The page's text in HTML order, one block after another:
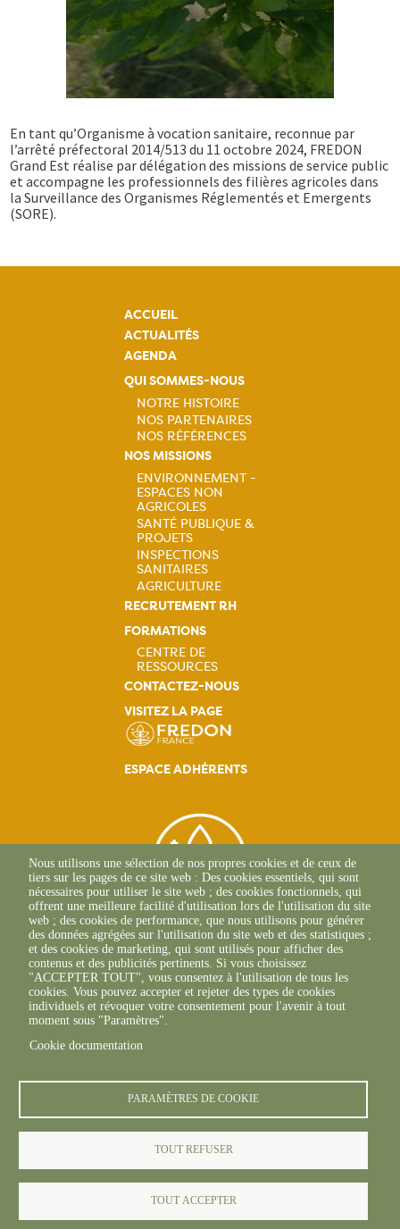
En tant qu’Organisme à vocation sanitaire, reconnue par
l’arrêté préfectoral 2014/513 du 11 octobre 2024, FREDON
Grand Est réalise par délégation des missions de service public
et accompagne les professionnels des filières agricoles dans
la Surveillance des Organismes Réglementés et Emergents
(SORE).
ACCUEIL
ACTUALITÉS
AGENDA
QUI SOMMES-NOUS
Navigation
principale
NOTRE HISTOIRE
NOS PARTENAIRES
NOS RÉFÉRENCES
NOS MISSIONS
Navigation
principale
ENVIRONNEMENT -
ESPACES NON
AGRICOLES
SANTÉ PUBLIQUE &
PROJETS
INSPECTIONS
SANITAIRES
AGRICULTURE
RECRUTEMENT RH
FORMATIONS
Navigation
principale
CENTRE DE
RESSOURCES
CONTACTEZ-NOUS
VISITEZ LA PAGE
ESPACE ADHÉRENTS
2, Esplanade Roland
Garros
51 100 REIMS
03.26.77.36.70
© FREDON 2019 -Mentions légales
Nous utilisons une sélection de nos propres cookies et de ceux de
tiers sur les pages de ce site web : Des cookies essentiels, qui sont
nécessaires pour utiliser le site web ; des cookies fonctionnels, qui
offrent une meilleure facilité d'utilisation lors de l'utilisation du site
web ; des cookies de performance, que nous utilisons pour générer
des données agrégées sur l'utilisation du site web et des statistiques ;
et des cookies de marketing, qui sont utilisés pour afficher des
contenus et des publicités pertinents. Si vous choisissez
"ACCEPTER TOUT", vous consentez à l'utilisation de tous les
cookies. Vous pouvez accepter et rejeter des types de cookies
individuels et révoquer votre consentement pour l'avenir à tout
moment sous "Paramètres".
Cookie documentation
PARAMÈTRES DE COOKIE
TOUT REFUSER
TOUT ACCEPTER